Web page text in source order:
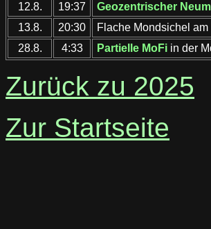
12.8.
19:37
Geozentrischer
13.8.
20:30
Flache Mondsichel
28.8.
4:33 Partielle MoFi in der
Zurück zu 2025
Zur Startseite